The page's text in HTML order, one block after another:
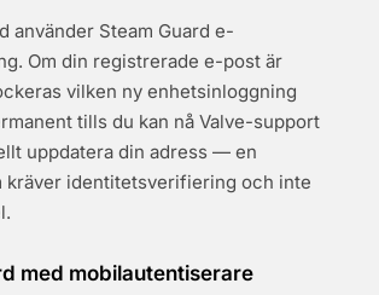
använder Steam Guard e-
Om din registrerade e-post är
vilken ny enhetsinloggning
tills du kan nå Valve-support
uppdatera din adress — en
kräver identitetsverifiering och inte
med mobilautentiserare